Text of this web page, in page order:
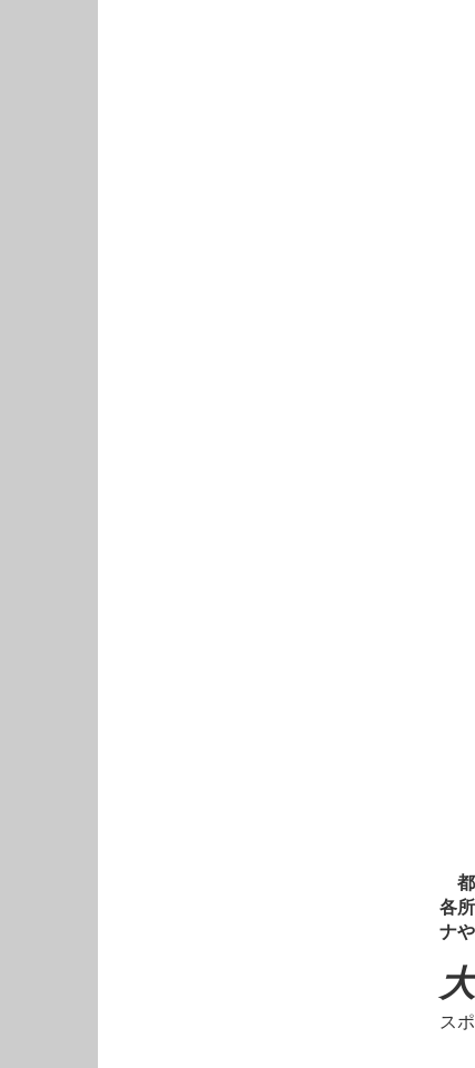
都
各
ナ
ス